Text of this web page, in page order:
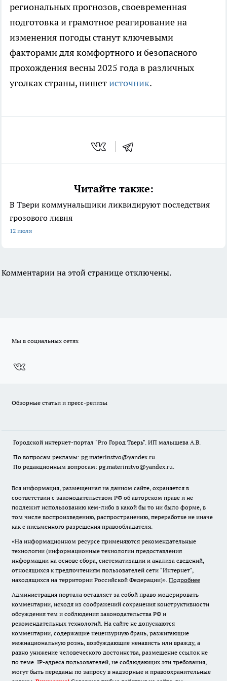
региональных прогнозов, своевременная
подготовка и грамотное реагирование на
изменения погоды станут ключевыми
факторами для комфортного и безопасного
прохождения весны 2025 года в различных
уголках страны, пишетисточник.
Читайте также:
В Твери коммунальщики ликвидируют последствия
грозового ливня
12 июля
Комментарии на этой странице отключены.
Мы в социальных сетях
Обзорные статьи и пресс-релизы
Городской интернет-портал "Pro Город Тверь". ИП малышева А.В.
По вопросам рекламы: pg.materinstvo@yandex.ru.
По редакционным вопросам: pg.materinstvo@yandex.ru.
Вся информация, размещенная на данном сайте, охраняется в
соответствии с законодательством РФ об авторском праве и не
подлежит использованию кем-либо в какой бы то ни было форме, в
том числе воспроизведению, распространению, переработке не иначе
как с письменного разрешения правообладателя.
«На информационном ресурсе применяются рекомендательные
технологии (информационные технологии предоставления
информации на основе сбора, систематизации и анализа сведений,
относящихся к предпочтениям пользователей сети "Интернет",
находящихся на территории Российской Федерации)». Подробнее
Администрация портала оставляет за собой право модерировать
комментарии, исходя из соображений сохранения конструктивности
обсуждения тем и соблюдения законодательства РФ и
рекомендательных технологий. На сайте не допускаются
комментарии, содержащие нецензурную брань, разжигающие
межнациональную рознь, возбуждающие ненависть или вражду, а
равно унижение человеческого достоинства, размещение ссылок не
по теме. IP-адреса пользователей, не соблюдающих эти требования,
могут быть переданы по запросу в надзорные и правоохранительные